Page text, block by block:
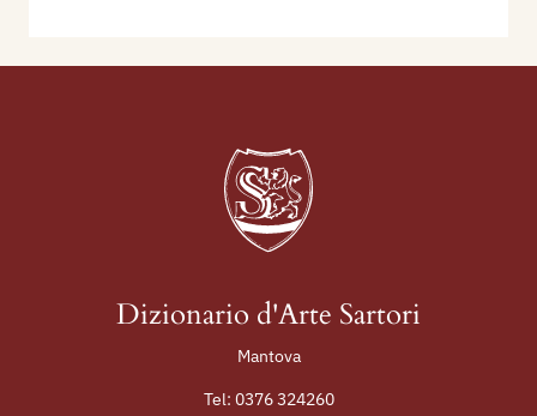
Dizionario d'Arte Sartori
Mantova
Tel: 0376 324260